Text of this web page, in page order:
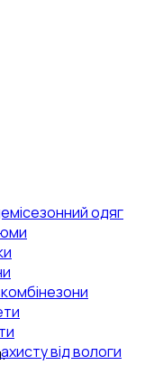
одяг
від вологи